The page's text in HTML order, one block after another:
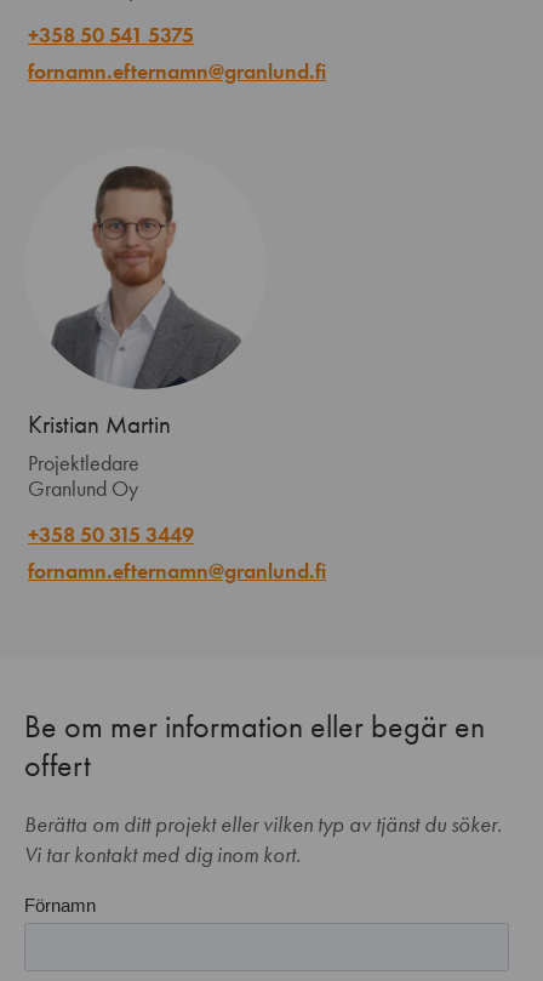
+358 50 541 5375
fornamn.efternamn@granlund.fi
Kristian Martin
Projektledare
Granlund Oy
+358 50 315 3449
fornamn.efternamn@granlund.fi
Be om mer information eller begär en
offert
Berätta om ditt projekt eller vilken typ av tjänst du söker.
Vi tar kontakt med dig inom kort.